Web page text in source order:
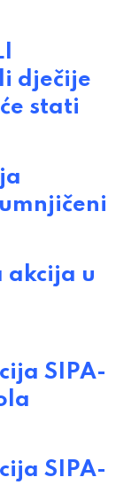
dječije
stati
akcija u
SIPA-
SIPA-